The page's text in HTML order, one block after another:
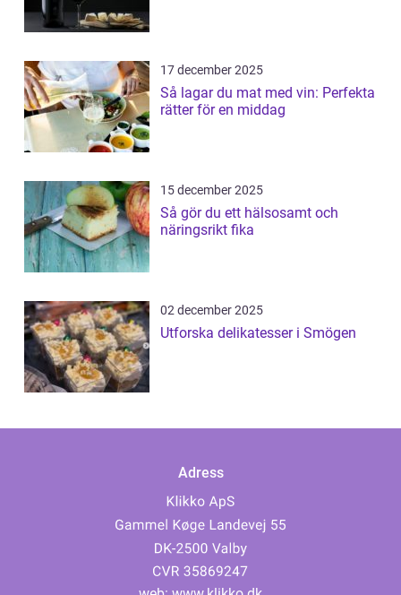
17 december 2025
Så lagar du mat med vin: Perfekta
rätter för en middag
15 december 2025
Så gör du ett hälsosamt och
näringsrikt fika
02 december 2025
Utforska delikatesser i Smögen
Adress